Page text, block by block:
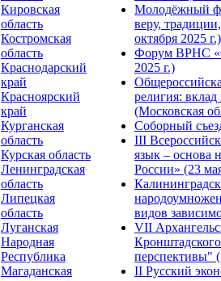
Кировская
область
Костромская
область
Краснодарский
край
Красноярский
край
Курганская
область
Курская область
Ленинградская
область
Липецкая
область
Луганская
Народная
Республика
Магаданская
Молодёжный
веру,
октября 2025
Форум ВРНС
2025 г.)
религия:
(Московская
Соборный
III
язык – основа
России» (23
видов
VII
перспективы"
II Русский